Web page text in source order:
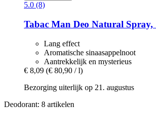
5.0 (8)
Tabac Man Deo Natural Spray,
Lang effect
Aromatische sinaasappelnoot
Aantrekkelijk en mysterieus
€ 8,09 (€ 80,90 / l)
Bezorging uiterlijk op 21. augustus
Deodorant: 8 artikelen